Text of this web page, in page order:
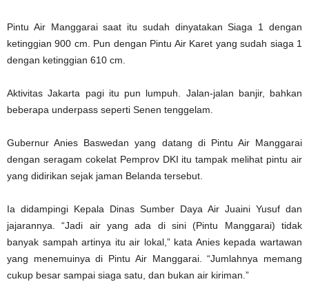
Pintu Air Manggarai saat itu sudah dinyatakan Siaga 1 dengan
ketinggian 900 cm. Pun dengan Pintu Air Karet yang sudah siaga 1
dengan ketinggian 610 cm.
Aktivitas Jakarta pagi itu pun lumpuh. Jalan-jalan banjir, bahkan
beberapa underpass seperti Senen tenggelam.
Gubernur Anies Baswedan yang datang di Pintu Air Manggarai
dengan seragam cokelat Pemprov DKI itu tampak melihat pintu air
yang didirikan sejak jaman Belanda tersebut.
Ia didampingi Kepala Dinas Sumber Daya Air Juaini Yusuf dan
jajarannya. “Jadi air yang ada di sini (Pintu Manggarai) tidak
banyak sampah artinya itu air lokal,” kata Anies kepada wartawan
yang menemuinya di Pintu Air Manggarai. “Jumlahnya memang
cukup besar sampai siaga satu, dan bukan air kiriman.”